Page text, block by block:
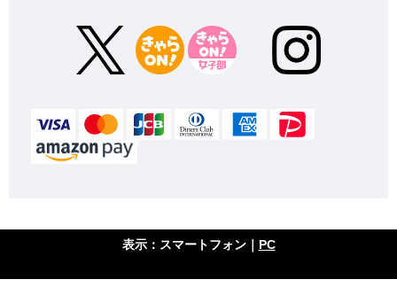
表示：スマートフォン｜ PC